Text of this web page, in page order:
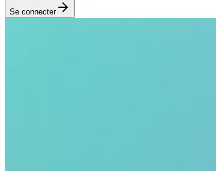
Se connecter